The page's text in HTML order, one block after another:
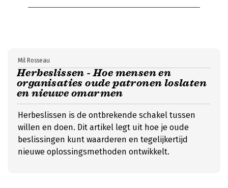
Herbeslissen - Hoe mensen en
organisaties oude patronen loslaten
en nieuwe omarmen
Mil Rosseau
Herbeslissen is de ontbrekende schakel tussen
willen en doen. Dit artikel legt uit hoe je oude
beslissingen kunt waarderen en tegelijkertijd
nieuwe oplossingsmethoden ontwikkelt.